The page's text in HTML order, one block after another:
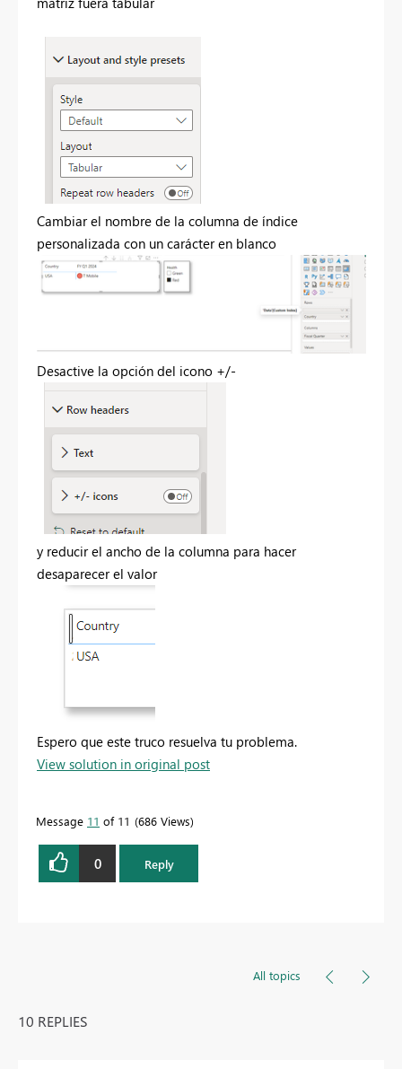
Cambiar el nombre de la columna de índice
personalizada con un carácter en blanco
Desactive la opción del icono +/-
y reducir el ancho de la columna para hacer
desaparecer el valor
Espero que este truco resuelva tu problema.
View solution in original post
Message 11 of 11 686 Views
0 Reply
All topics
10 REPLIES